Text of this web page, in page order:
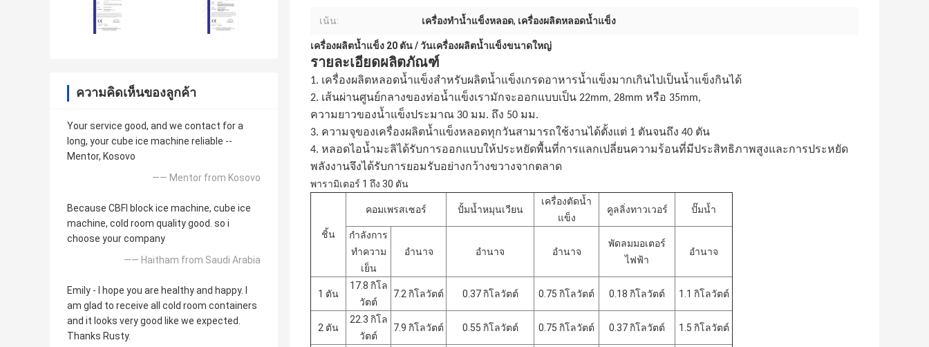
ความคิดเห็นของลูกค้า
Your service good, and we contact for a
long, your cube ice machine reliable --
Mentor, Kosovo
—— Mentor from Kosovo
Because CBFI block ice machine, cube ice
machine, cold room quality good. so i
choose your company
—— Haitham from Saudi Arabia
Emily - I hope you are healthy and happy. I
am glad to receive all cold room containers
and it looks very good like we expected.
Thanks Rusty.
เน้น: เครื่องทำน้ำแข็งหลอด, เครื่องผลิตหลอดน้ำแข็ง
เครื่องผลิตน้ำแข็ง 20 ตัน / วันเครื่องผลิตน้ำแข็งขนาดใหญ่
รายละเอียดผลิตภัณฑ์
1. เครื่องผลิตหลอดน้ำแข็งสำหรับผลิตน้ำแข็งเกรดอาหารน้ำแข็งมากเกินไปเป็นน้ำแข็งกินได้
2. เส้นผ่านศูนย์กลางของท่อน้ำแข็งเรามักจะออกแบบเป็น 22mm, 28mm หรือ 35mm,
ความยาวของน้ำแข็งประมาณ 30 มม. ถึง 50 มม.
3. ความจุของเครื่องผลิตน้ำแข็งหลอดทุกวันสามารถใช้งานได้ตั้งแต่ 1 ตันจนถึง 40 ตัน
4. หลอดไอน้ำมะลิได้รับการออกแบบให้ประหยัดพื้นที่การแลกเปลี่ยนความร้อนที่มีประสิทธิภาพสูงและการประหยัด
พลังงานจึงได้รับการยอมรับอย่างกว้างขวางจากตลาด
พารามิเตอร์ 1 ถึง 30 ตัน
ชิ้น
คอมเพรสเซอร์ ปั้มน้ำหมุนเวียน
เครื่องตัดน้ำ
แข็ง
คูลลิ่งทาวเวอร์ ปั๊มน้ำ
กำลังการ
ทำความ
เย็น
อำนาจ อำนาจ อำนาจ
พัดลมมอเตอร์
ไฟฟ้า
อำนาจ
1 ตัน
17.8 กิโล
วัตต์
7.2 กิโลวัตต์ 0.37 กิโลวัตต์ 0.75 กิโลวัตต์ 0.18 กิโลวัตต์ 1.1 กิโลวัตต์
2 ตัน
22.3 กิโล
วัตต์
7.9 กิโลวัตต์ 0.55 กิโลวัตต์ 0.75 กิโลวัตต์ 0.37 กิโลวัตต์ 1.5 กิโลวัตต์